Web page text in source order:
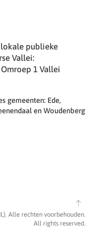
publieke
Vallei:
1 Vallei
gemeenten: Ede,
en Woudenberg
Alle rechten voorbehouden.
All rights reserved.